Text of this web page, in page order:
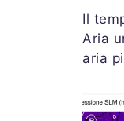
Il
Aria
aria